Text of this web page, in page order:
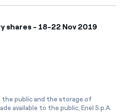
shares - 18-22 Nov 2019
public and the storage of
available to the public, Enel S.p.A.